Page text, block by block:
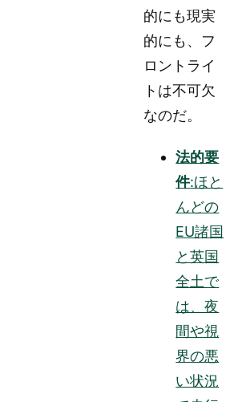
的にも現実
的にも、フ
ロントライ
トは不可欠
なのだ。
法的要
件:ほと
んどの
EU諸国
と英国
全土で
は、夜
間や視
界の悪
い状況